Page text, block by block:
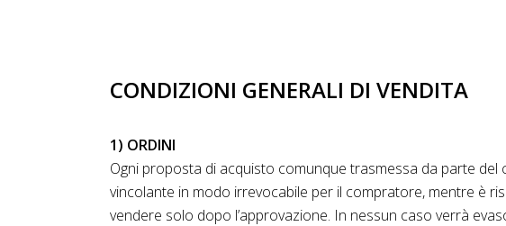
CONDIZIONI GENERALI DI VENDITA
1) ORDINI
Ogni proposta di acquisto comunque trasmessa da parte
vincolante in modo irrevocabile per il compratore, mentre è
vendere solo dopo l’approvazione. In nessun caso verrà